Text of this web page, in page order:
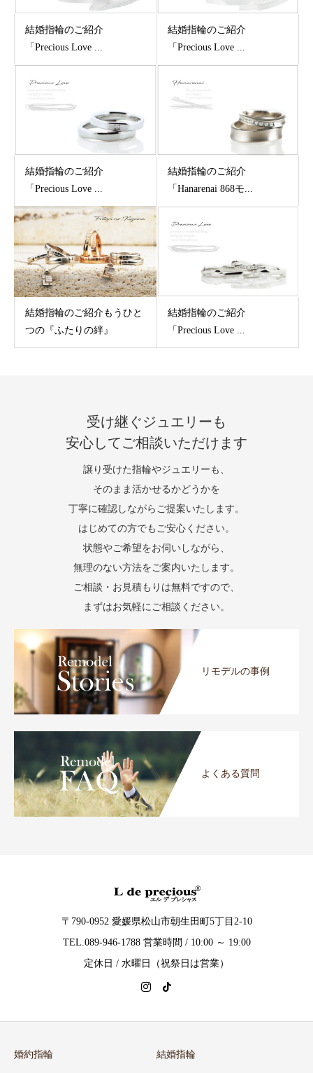
結婚指輪のご紹介
「Precious Love ...
結婚指輪のご紹介
「Precious Love ...
結婚指輪のご紹介
「Precious Love ...
結婚指輪のご紹介
「Hanarenai 868モ...
結婚指輪のご紹介もうひと
つの『ふたりの絆』
結婚指輪のご紹介
「Precious Love ...
受け継ぐジュエリーも
安心してご相談いただけます
譲り受けた指輪やジュエリーも、
そのまま活かせるかどうかを
丁寧に確認しながらご提案いたします。
はじめての方でもご安心ください。
状態やご希望をお伺いしながら、
無理のない方法をご案内いたします。
ご相談・お見積もりは無料ですので、
まずはお気軽にご相談ください。
リモデルの事例
よくある質問
〒790-0952 愛媛県松山市朝生田町5丁目2-10
TEL.089-946-1788 営業時間 / 10:00 ～ 19:00
定休日 / 水曜日（祝祭日は営業）
婚約指輪 結婚指輪